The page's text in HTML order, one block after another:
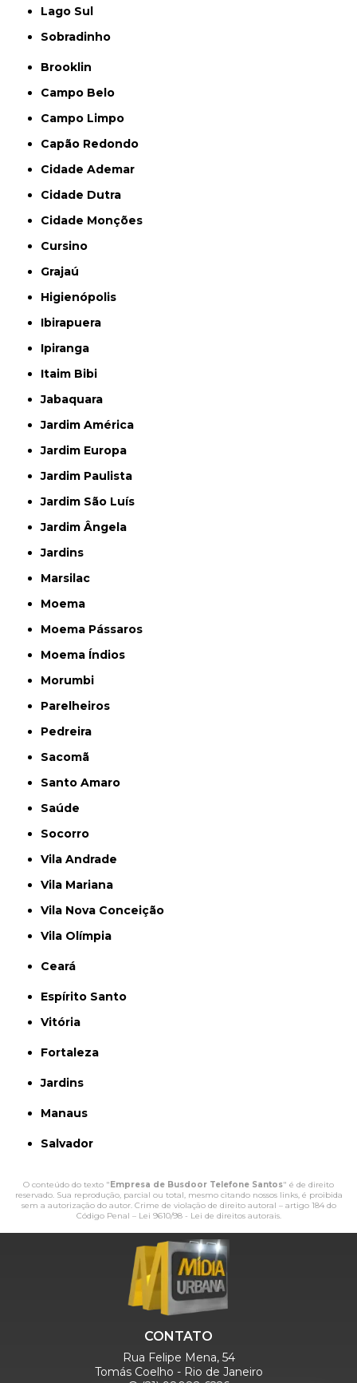
Lago Sul
Sobradinho
Brooklin
Campo Belo
Campo Limpo
Capão Redondo
Cidade Ademar
Cidade Dutra
Cidade Monções
Cursino
Grajaú
Higienópolis
Ibirapuera
Ipiranga
Itaim Bibi
Jabaquara
Jardim América
Jardim Europa
Jardim Paulista
Jardim São Luís
Jardim Ângela
Jardins
Marsilac
Moema
Moema Pássaros
Moema Índios
Morumbi
Parelheiros
Pedreira
Sacomã
Santo Amaro
Saúde
Socorro
Vila Andrade
Vila Mariana
Vila Nova Conceição
Vila Olímpia
Ceará
Espírito Santo
Vitória
Fortaleza
Jardins
Manaus
Salvador
O conteúdo do texto " Empresa de Busdoor Telefone Santos" é de direito
reservado. Sua reprodução, parcial ou total, mesmo citando nossos links, é proibida
sem a autorização do autor. Crime de violação de direito autoral – artigo 184 do
Código Penal – Lei 9610/98 - Lei de direitos autorais.
CONTATO
Rua Felipe Mena, 54
Tomás Coelho - Rio de Janeiro